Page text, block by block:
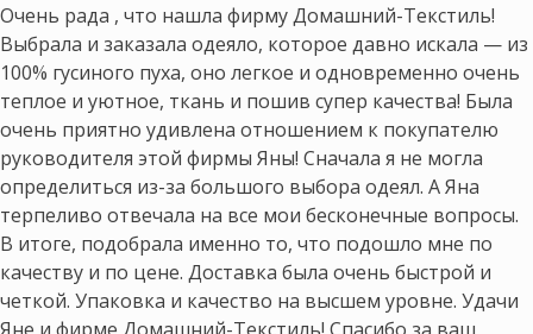
Очень рада , что нашла фирму Домашний-Текстиль!
Выбрала и заказала одеяло, которое давно искала — из
100% гусиного пуха, оно легкое и одновременно очень
теплое и уютное, ткань и пошив супер качества! Была
очень приятно удивлена отношением к покупателю
руководителя этой фирмы Яны! Сначала я не могла
определиться из-за большого выбора одеял. А Яна
терпеливо отвечала на все мои бесконечные вопросы.
В итоге, подобрала именно то, что подошло мне по
качеству и по цене. Доставка была очень быстрой и
четкой. Упаковка и качество на высшем уровне. Удачи